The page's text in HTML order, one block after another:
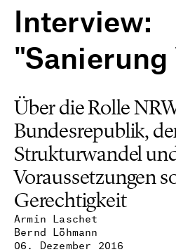
Interview:
"Sanierung
Armin Laschet
Bernd Löhmann
06. Dezember 2016
Über die Rolle
Bundesrepublik,
Strukturwandel
Voraussetzungen
Gerechtigkeit